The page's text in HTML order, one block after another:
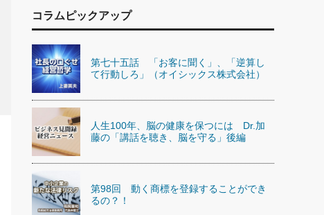
コラムピックアップ
第七十五話 「お客に聞く」、「逆算し
て行動しろ」（オイシックス株式会社）
人生100年、脳の健康を保つには Dr.加
藤の「講話を聴き、脳を守る」後編
第98回 動く商標を登録することができ
るの？！